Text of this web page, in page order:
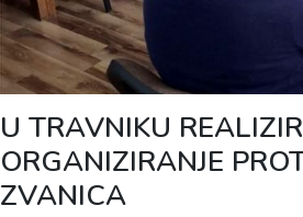
U TRAVNIKU
ORGANIZIRANJE
ZVANICA